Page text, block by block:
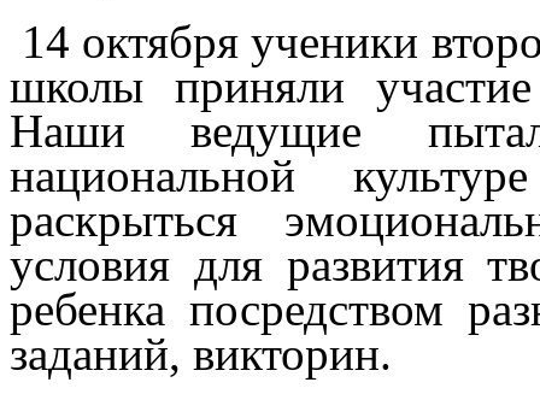
14 октября ученики
школы приняли
Наши ведущие
национальной
раскрыться
условия для развития
ребенка посредством
заданий, викторин.